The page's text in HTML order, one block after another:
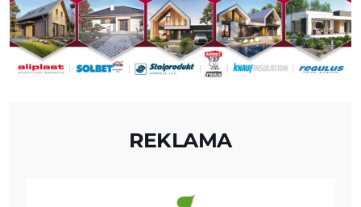
REKLAMA